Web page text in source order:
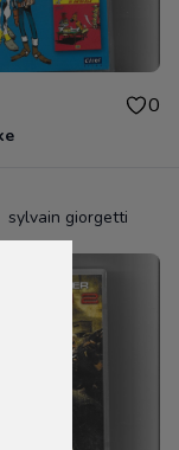
0
sylvain giorgetti